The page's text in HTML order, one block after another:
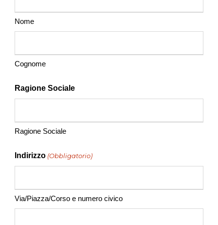
Nome
Cognome
Ragione Sociale
Ragione Sociale
Indirizzo (Obbligatorio)
Via/Piazza/Corso e numero civico